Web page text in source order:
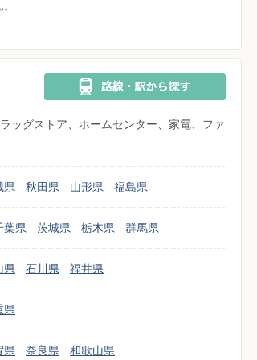
ッグストア、ホームセンター、家電、ファ
県 秋田県 山形県 福島県
葉県 茨城県 栃木県 群馬県
県 石川県 福井県
県
県 奈良県 和歌山県